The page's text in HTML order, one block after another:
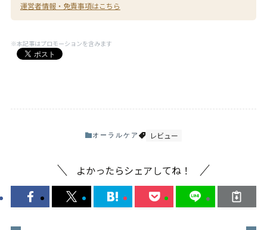
運営者情報・免責事項はこちら
※本記事はプロモーションを含みます
オーラルケア レビュー
よかったらシェアしてね！